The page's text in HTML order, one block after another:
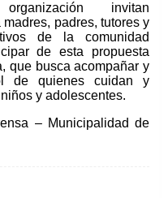
invitan
padres, tutores y
de la comunidad
de esta propuesta
que busca acompañar y
de quienes cuidan y
y adolescentes.
– Municipalidad de